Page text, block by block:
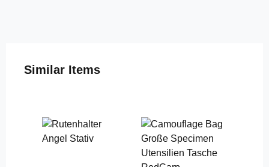
Produktgalerie überspringen
Similar Items